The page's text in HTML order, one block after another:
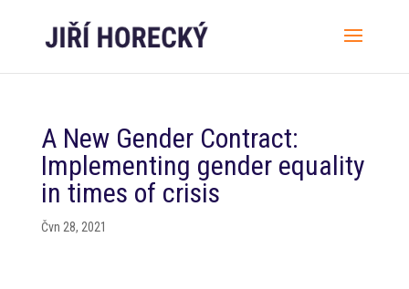
A New Gender Contract:
Implementing gender equality
in times of crisis
Čvn 28, 2021